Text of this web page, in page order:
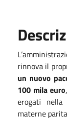
rinnova il
un nuovo
100 mila euro
erogati
materne